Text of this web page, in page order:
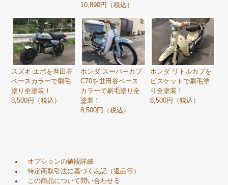
10,890円（税込）
スズキ エポを世田谷
ベースカラーで刷毛
塗り全塗装！
8,500円（税込）
ホンダ スーパーカブ
C70を世田谷ベース
カラーで刷毛塗り全
塗装！
8,500円（税込）
ホンダ リトルカブを
ビスケットで刷毛塗
り全塗装！
8,500円（税込）
オプションの値段詳細
特定商取引法に基づく表記（返品等）
この商品について問い合わせる